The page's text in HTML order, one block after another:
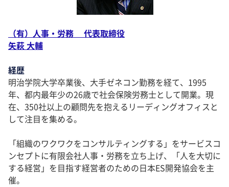
（有）人事・労務 代表取締役
矢萩 大輔
経歴
明治学院大学卒業後、大手ゼネコン勤務を経て、1995
年、都内最年少の26歳で社会保険労務士として開業。現
在、350社以上の顧問先を抱えるリーディングオフィスと
して注目を集める。
「組織のワクワクをコンサルティングする」をサービスコ
ンセプトに有限会社人事・労務を立ち上げ、「人を大切に
する経営」を目指す経営者のための日本ES開発協会を主
催。